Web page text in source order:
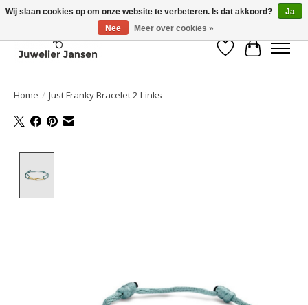
Verlanglijst
Home / Just Franky Bracelet 2 Links
Wij slaan cookies op om onze website te verbeteren. Is dat akkoord?
Ja
Nee
Meer over cookies »